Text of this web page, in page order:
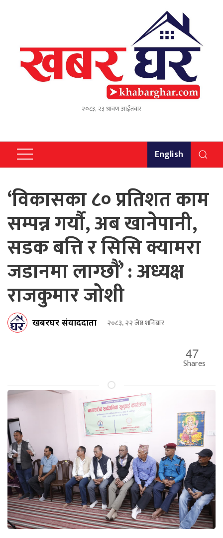
२०८३, २३ श्रावण आईतबार
English
‘विकासका ८० प्रतिशत काम
सम्पन्न गर्यौ, अब खानेपानी,
सडक बत्ति र सिसि क्यामरा
जडानमा लाग्छौं’ : अध्यक्ष
राजकुमार जोशी
खबरघर संवाददाता २०८३, २२ जेष्ठ शनिबार
47
Shares